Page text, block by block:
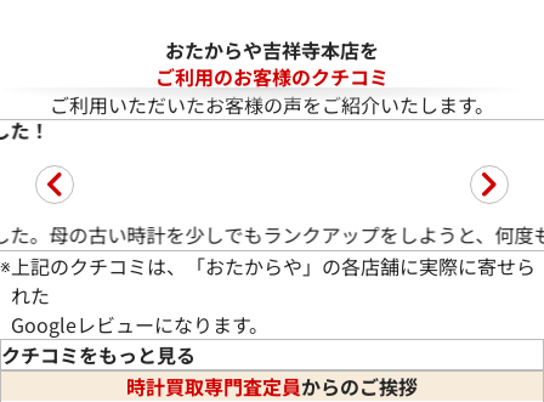
おたからや吉祥寺本店を
ご利用のお客様のクチコミ
ご利用いただいたお客様の声をご紹介いたします。
たが、納得して売ることが出来ました
得のいくお値段で買い取っていただきました。ありがとうご
※ 上記のクチコミは、「おたからや」の各店舗に実際に寄せら
れた
Googleレビューになります。
クチコミをもっと見る
時計買取専門査定員からのご挨拶